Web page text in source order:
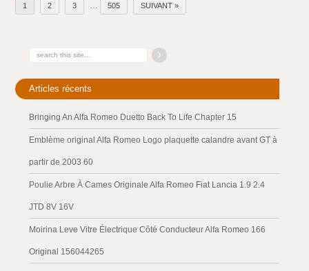
1 2 3 … 505 SUIVANT »
Articles récents
Bringing An Alfa Romeo Duetto Back To Life Chapter 15
Emblème original Alfa Romeo Logo plaquette calandre avant GT à
partir de 2003 60
Poulie Arbre À Cames Originale Alfa Romeo Fiat Lancia 1.9 2.4
JTD 8V 16V
Moirina Leve Vitre Électrique Côté Conducteur Alfa Romeo 166
Original 156044265